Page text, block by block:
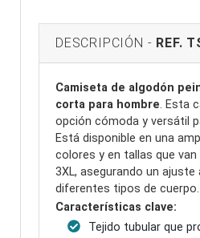
DESCRIPCIÓN - REF.
Camiseta de algodón
corta para hombre. Esta
opción cómoda y versátil
Está disponible en una
colores y en tallas que
3XL, asegurando un ajuste
diferentes tipos de cuerpo.
Características clave:
Tejido tubular que